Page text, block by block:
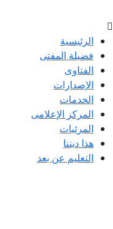
الرئيسية
فضيلة المفتى
الفتاوى
الإصدارات
الخدمات
المركز الإعلامى
المرئيات
هذا ديننا
التعليم عن بعد